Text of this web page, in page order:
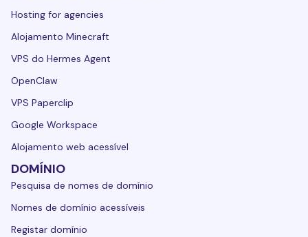
Hosting for agencies
Alojamento Minecraft
VPS do Hermes Agent
OpenClaw
VPS Paperclip
Google Workspace
Alojamento web acessível
DOMÍNIO
Pesquisa de nomes de domínio
Nomes de domínio acessíveis
Registar domínio